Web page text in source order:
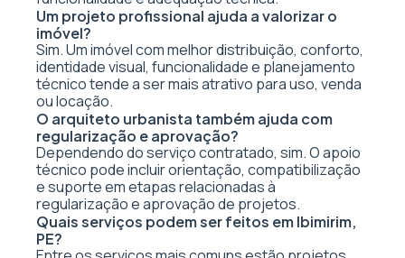
Um projeto profissional ajuda a valorizar o
imóvel?
Sim. Um imóvel com melhor distribuição, conforto,
identidade visual, funcionalidade e planejamento
técnico tende a ser mais atrativo para uso, venda
ou locação.
O arquiteto urbanista também ajuda com
regularização e aprovação?
Dependendo do serviço contratado, sim. O apoio
técnico pode incluir orientação, compatibilização
e suporte em etapas relacionadas à
regularização e aprovação de projetos.
Quais serviços podem ser feitos em Ibimirim,
PE?